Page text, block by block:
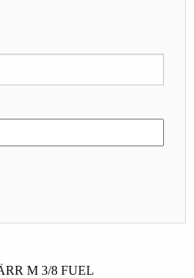
M 3/8 FUEL